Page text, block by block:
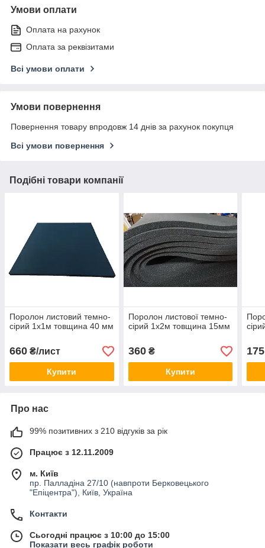
Умови оплати
Оплата на рахунок
Оплата за реквізитами
Всі умови оплати
Умови повернення
Повернення товару впродовж 14 днів за рахунок покупця
Всі умови повернення
Подібні товари компанії
Поролон листовий темно-
сірий 1х1м товщина 40 мм
660 ₴/лист
Купити
Поролон листової темно-
сірий 1х2м товщина 15мм
360₴
Купити
175
Про нас
99% позитивних з 210 відгуків за рік
Працює з 12.11.2009
м. Київ
пр. Палладіна 27/10 (навпроти Берковецького
"Епіцентра"), Київ, Україна
Контакти
Сьогодні працює з 10:00 до 15:00
Показати весь графік роботи